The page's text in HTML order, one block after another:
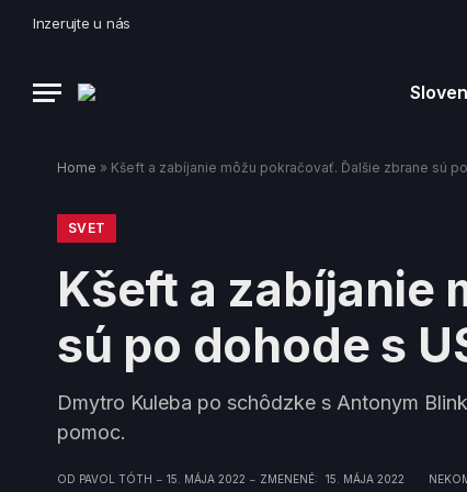
Inzerujte u nás
Home » Kšeft a zabíjanie môžu pokračovať. Ďalšie zbrane sú
SVET
Kšeft a zabíjanie
sú po dohode s
Dmytro Kuleba po schôdzke s Antonym
pomoc.
OD PAVOL TÓTH 15. MÁJA 2022 ZMENENÉ: 15. MÁJA 2022